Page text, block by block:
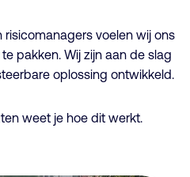
voelen wij ons
pakken. Wij zijn aan de slag
oplossing ontwikkeld.
weet je hoe dit werkt.